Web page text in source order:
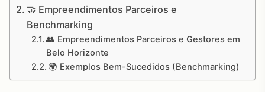
🤝 Empreendimentos Parceiros e
Benchmarking
👥 Empreendimentos Parceiros e Gestores em
Belo Horizonte
🌍 Exemplos Bem-Sucedidos (Benchmarking)